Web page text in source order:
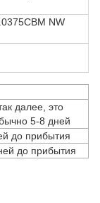
NW
далее, это
5-8 дней
до прибытия
до прибытия